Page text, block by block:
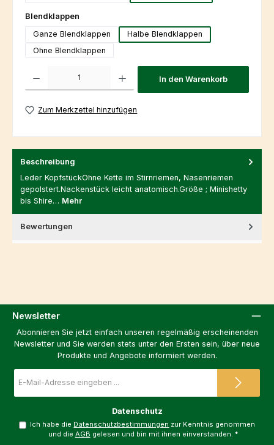
Blendklappen
Ganze Blendklappen
Halbe Blendklappen
Ohne Blendklappen
In den Warenkorb
Zum Merkzettel hinzufügen
Beschreibung
Leder KopfstückOhne Kette im Stirnriemen, Nasenriemen
gepolstert.Nackenstück leicht anatomisch.Größe ; Minishetty
bis Shire… Mehr
Bewertungen
Newsletter
Abonnieren Sie jetzt einfach unseren regelmäßig erscheinenden
Newsletter und Sie werden stets unter den Ersten sein, über neue
Produkte und Angebote informiert werden.
Mail-
Datenschutz
Ich habe die Datenschutzbestimmungen zur Kenntnis genommen
und die AGB gelesen und bin mit ihnen einverstanden. *